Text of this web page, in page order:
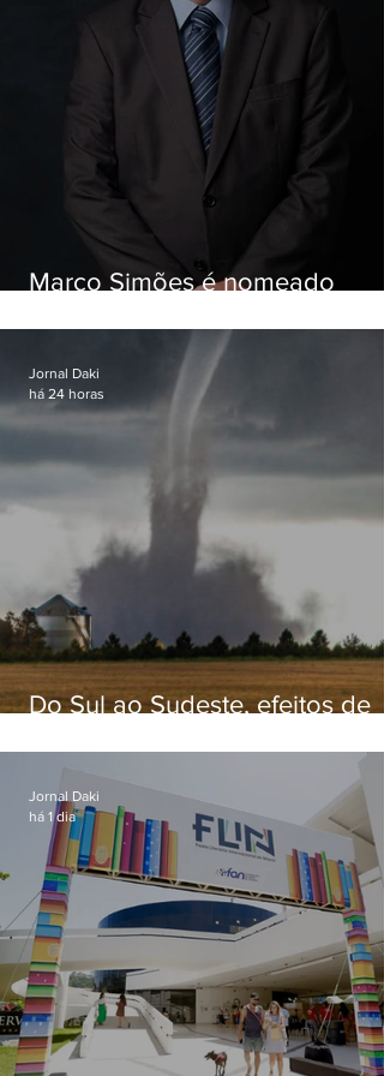
Marco Simões é nomeado
Do Sul ao Sudeste, efeitos de
apreensão na população
Jornal Daki
há 24 horas
Jornal Daki
há 1 dia